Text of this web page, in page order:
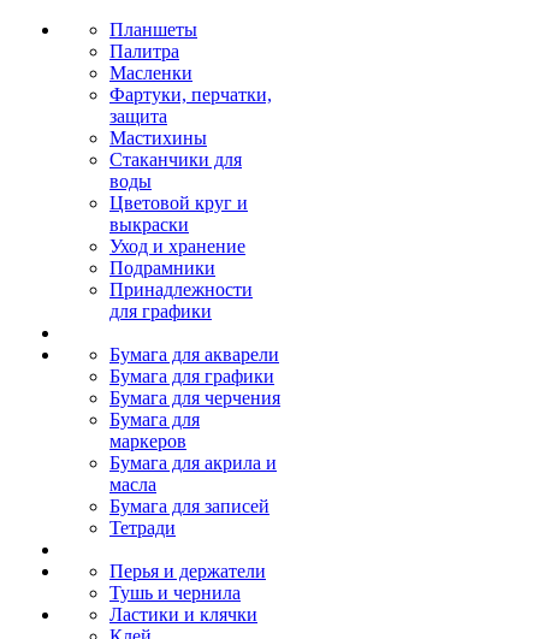
Планшеты
Палитра
Масленки
Фартуки, перчатки,
защита
Мастихины
Стаканчики для
воды
Цветовой круг и
выкраски
Уход и хранение
Подрамники
Принадлежности
для графики
Бумага для акварели
Бумага для графики
Бумага для черчения
Бумага для
маркеров
Бумага для акрила и
масла
Бумага для записей
Тетради
Перья и держатели
Тушь и чернила
Ластики и клячки